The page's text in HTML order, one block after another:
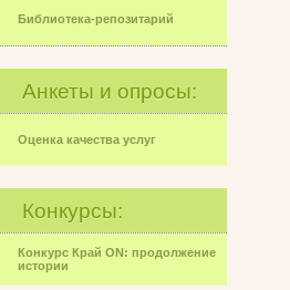
Библиотека-репозитарий
Анкеты и опросы:
Оценка качества услуг
Конкурсы:
Конкурс Край ON: продолжение
истории